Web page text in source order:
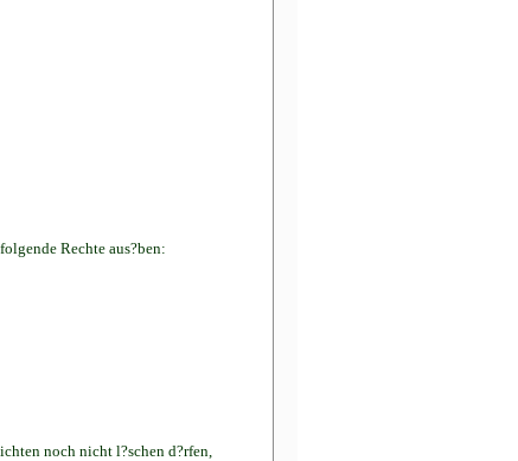
Rechte aus?ben:
noch nicht l?schen d?rfen,